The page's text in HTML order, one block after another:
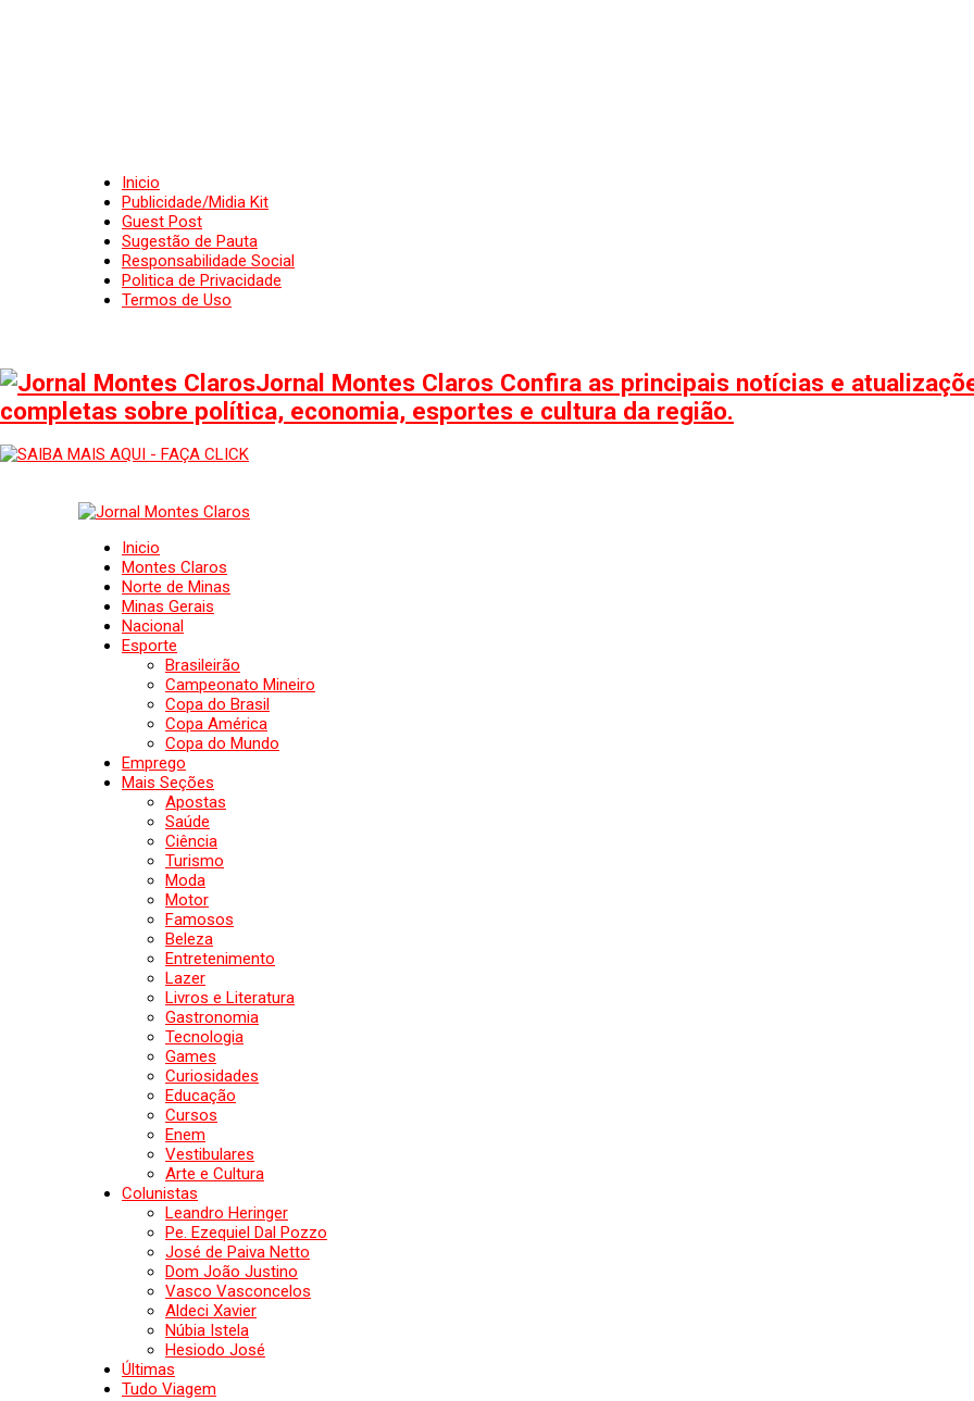
Inicio
Publicidade/Midia Kit
Guest Post
Sugestão de Pauta
Responsabilidade Social
Politica de Privacidade
Termos de Uso
Jornal Montes Claros Confira as principais notícias e
completas sobre política, economia, esportes e cultura da região.
Inicio
Montes Claros
Norte de Minas
Minas Gerais
Nacional
Esporte
Brasileirão
Campeonato Mineiro
Copa do Brasil
Copa América
Copa do Mundo
Emprego
Mais Seções
Apostas
Saúde
Ciência
Turismo
Moda
Motor
Famosos
Beleza
Entretenimento
Lazer
Livros e Literatura
Gastronomia
Tecnologia
Games
Curiosidades
Educação
Cursos
Enem
Vestibulares
Arte e Cultura
Colunistas
Leandro Heringer
Pe. Ezequiel Dal Pozzo
José de Paiva Netto
Dom João Justino
Vasco Vasconcelos
Aldeci Xavier
Núbia Istela
Hesiodo José
Últimas
Tudo Viagem